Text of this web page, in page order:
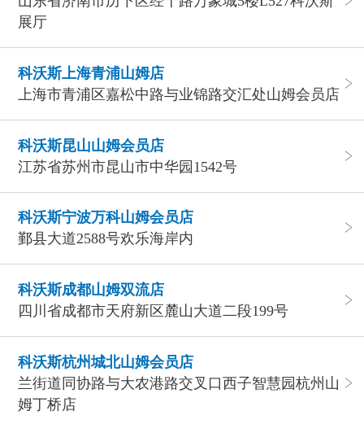
展厅
科沃斯上海青浦山姆店
上海市青浦区嘉松中路与业锦路交汇处山姆会员店
科沃斯昆山山姆会员店
江苏省苏州市昆山市中华园1542号
科沃斯宁波万科山姆会员店
鄞县大道2588号欢乐海岸内
科沃斯成都山姆双流店
四川省成都市天府新区麓山大道二段199号
科沃斯杭州城北山姆会员店
兰街道同协路与大农港路交叉口西子智慧园杭州山
姆丁桥店